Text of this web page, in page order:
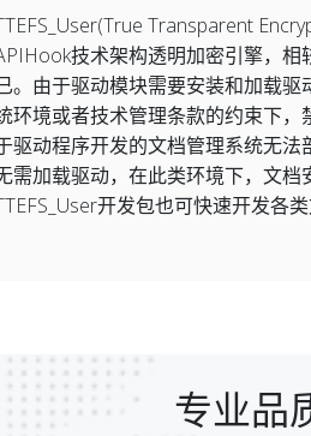
Transparent
技术架构透明加密引擎，
。由于驱动模块需要安装和加载
环境或者技术管理条款的约束下
驱动程序开发的文档管理系统无
需加载驱动，在此类环境下，文
开发包也可快速开发各
专业品